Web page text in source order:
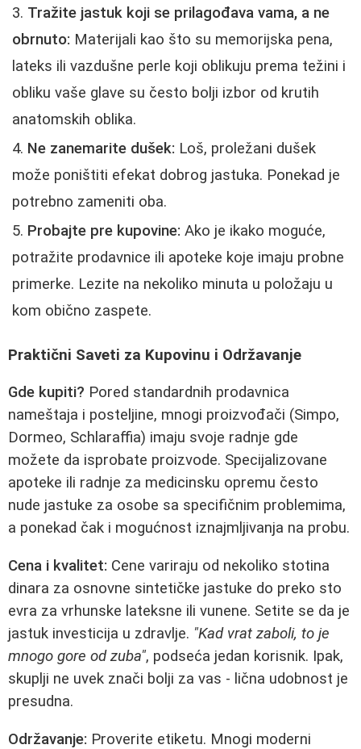
Tražite jastuk koji se prilagođava vama, a ne
obrnuto: Materijali kao što su memorijska pena,
lateks ili vazdušne perle koji oblikuju prema težini i
obliku vaše glave su često bolji izbor od krutih
anatomskih oblika.
Ne zanemarite dušek: Loš, proležani dušek
može poništiti efekat dobrog jastuka. Ponekad je
potrebno zameniti oba.
Probajte pre kupovine: Ako je ikako moguće,
potražite prodavnice ili apoteke koje imaju probne
primerke. Lezite na nekoliko minuta u položaju u
kom obično zaspete.
Praktični Saveti za Kupovinu i Održavanje
Gde kupiti? Pored standardnih prodavnica
nameštaja i posteljine, mnogi proizvođači (Simpo,
Dormeo, Schlaraffia) imaju svoje radnje gde
možete da isprobate proizvode. Specijalizovane
apoteke ili radnje za medicinsku opremu često
nude jastuke za osobe sa specifičnim problemima,
a ponekad čak i mogućnost iznajmljivanja na probu.
Cena i kvalitet: Cene variraju od nekoliko stotina
dinara za osnovne sintetičke jastuke do preko sto
evra za vrhunske lateksne ili vunene. Setite se da je
jastuk investicija u zdravlje. "Kad vrat zaboli, to je
mnogo gore od zuba", podseća jedan korisnik. Ipak,
skuplji ne uvek znači bolji za vas - lična udobnost je
presudna.
Održavanje: Proverite etiketu. Mnogi moderni